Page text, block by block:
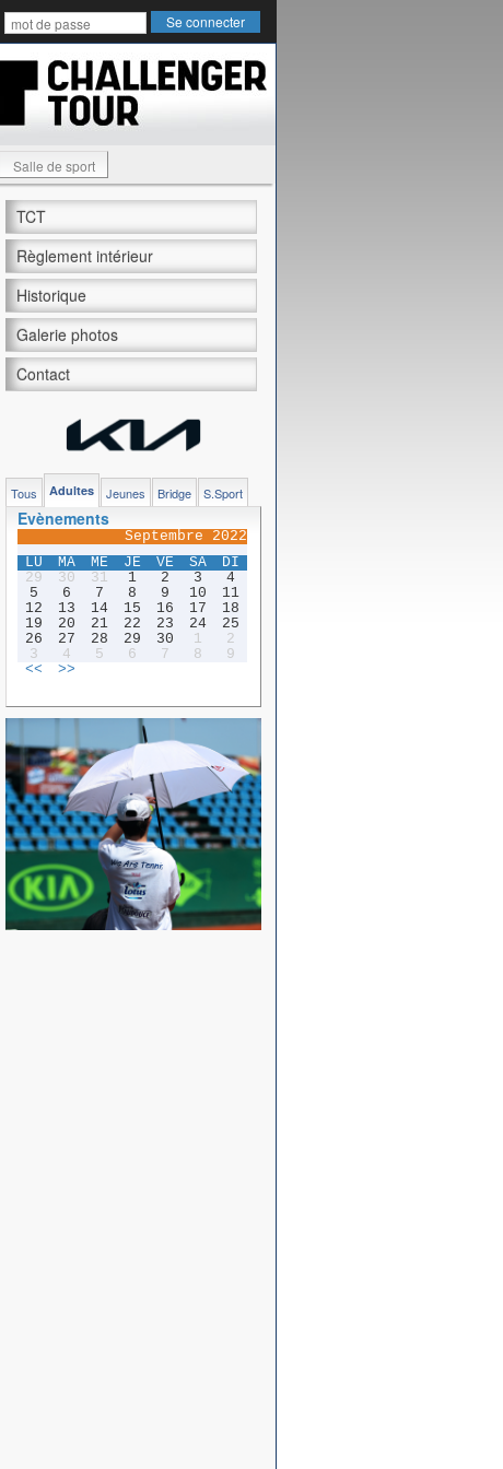
Salle de sport
TCT
Règlement intérieur
Historique
Galerie photos
Contact
Tous Adultes Jeunes Bridge S.Sport
Evènements
Septembre 2022
LU
MA ME JE VE SA
DI
29
30 31 1 2 3
4
5
6 7 8 9 10
11
12
13 14 15 16 17
18
19
20 21 22 23 24
25
26
27 28 29 30 1
2
3
4 5 6 7 8
9
<<
>>